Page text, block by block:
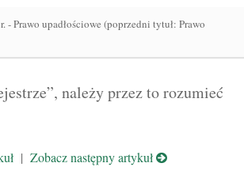
- Prawo upadłościowe (poprzedni tytuł: Prawo
należy przez to rozumieć
| Zobacz następny artykuł